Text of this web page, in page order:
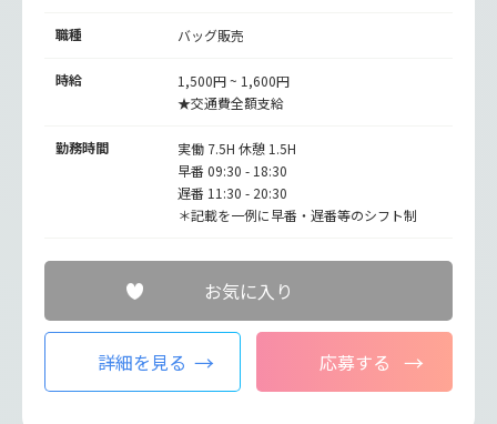
職種 バッグ販売
時給
1,500円 ~ 1,600円
★交通費全額支給
勤務時間
実働 7.5H 休憩 1.5H
早番 09:30 - 18:30
遅番 11:30 - 20:30
＊記載を一例に早番・遅番等のシフト制
お気に入り
詳細を見る 応募する